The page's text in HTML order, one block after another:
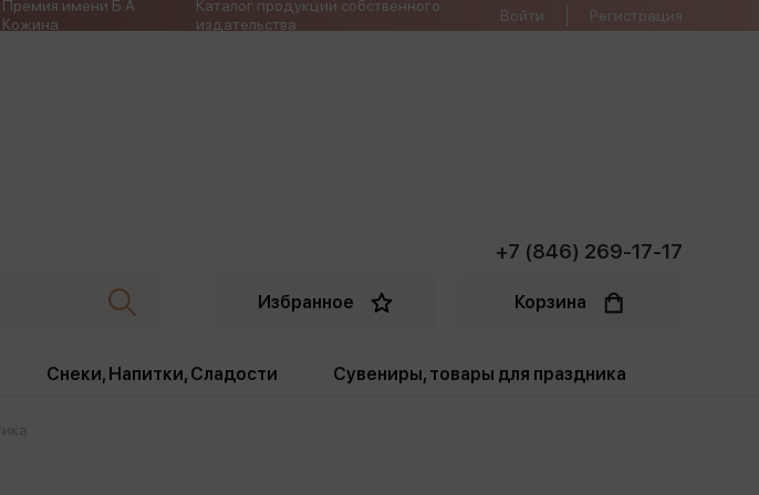
Премия имени Б.А.
Кожина
Каталог продукции собственного
издательства
Войти Регистрация
+7 (846) 269-17-17
Избранное Корзина
Снеки, Напитки, Сладости Сувениры, товары для праздника